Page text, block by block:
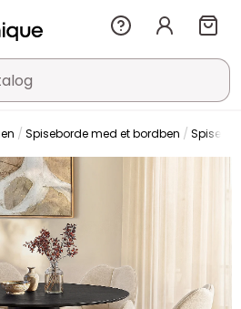
Spiseborde med et bordben